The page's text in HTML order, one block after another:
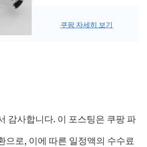
쿠팡 자세히 보기
감사합니다. 이 포스팅은 쿠팡 파
으로, 이에 따른 일정액의 수수료